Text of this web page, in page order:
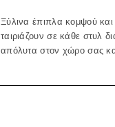
Ξύλινα έπιπλα κομψού
ταιριάζουν σε κάθε στυλ
απόλυτα στον χώρο σας